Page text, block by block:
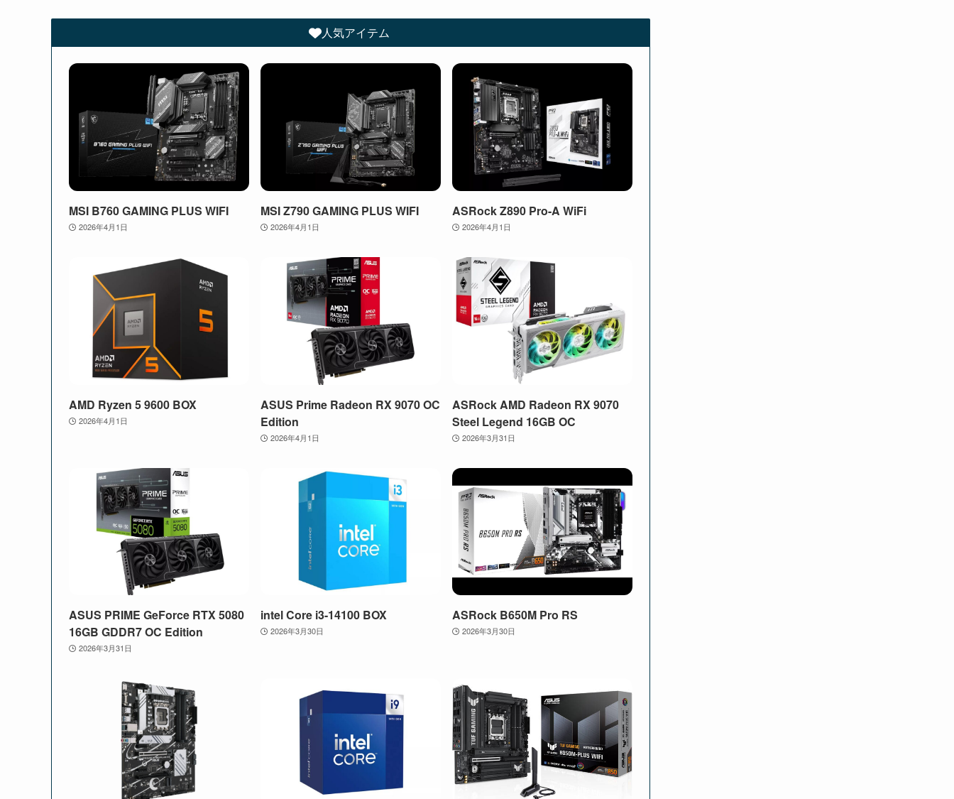
人気アイテム
MSI B760 GAMING PLUS WIFI
2026年4月1日
MSI Z790 GAMING PLUS WIFI
2026年4月1日
ASRock Z890 Pro-A WiFi
2026年4月1日
AMD Ryzen 5 9600 BOX
2026年4月1日
ASUS Prime Radeon RX 9070 OC
Edition
2026年4月1日
ASRock AMD Radeon RX 9070
Steel Legend 16GB OC
2026年3月31日
ASUS PRIME GeForce RTX 5080
16GB GDDR7 OC Edition
2026年3月31日
intel Core i3-14100 BOX
2026年3月30日
ASRock B650M Pro RS
2026年3月30日